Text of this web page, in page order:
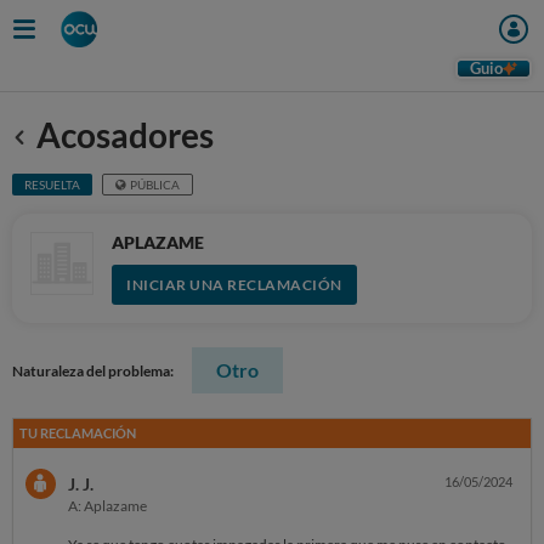
Guio
Anterior
Acosadores
RESUELTA PÚBLICA
APLAZAME
INICIAR UNA RECLAMACIÓN
Naturaleza del problema: Otro
TU RECLAMACIÓN
J. J.
A: Aplazame
16/05/2024